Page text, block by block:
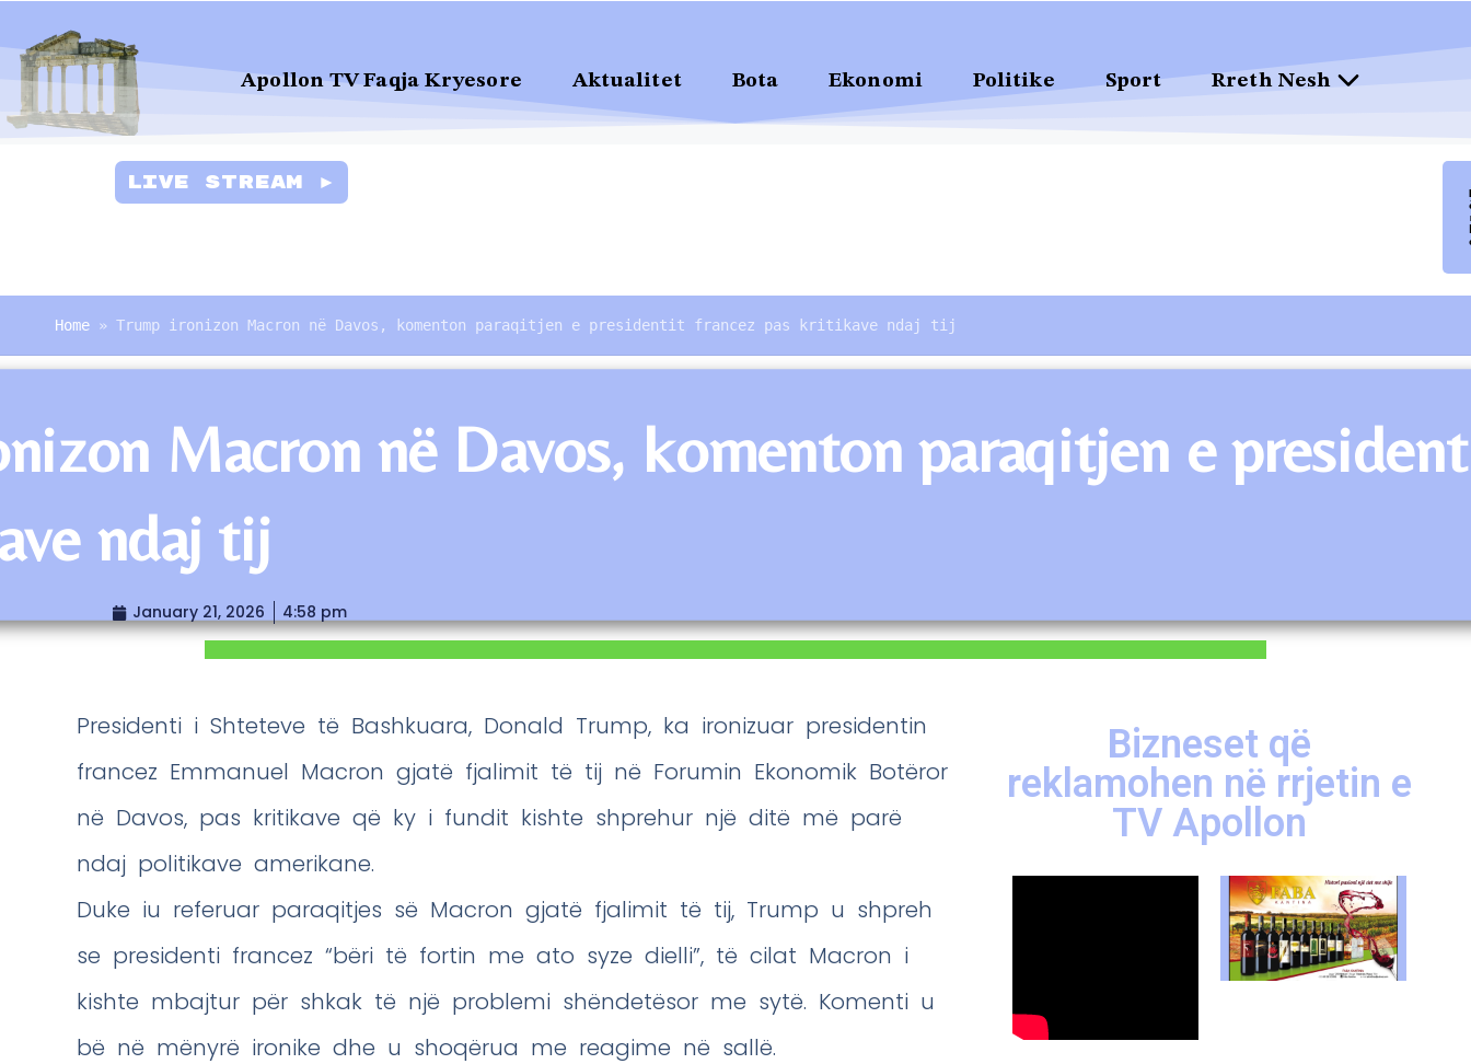
Apollon TV Faqja Kryesore Aktualitet Bota Ekonomi Politike Sport Rreth Nesh
Live Stream ►
Home » Trump ironizon Macron në Davos, komenton paraqitjen e presidentit francez pas kritikave ndaj tij
Macron në Davos, komenton paraqitjen e
ndaj tij
January 21, 2026 4:58 pm
Presidenti i Shteteve të Bashkuara, Donald Trump, ka ironizuar presidentin
francez Emmanuel Macron gjatë fjalimit të tij në Forumin Ekonomik Botëror
në Davos, pas kritikave që ky i fundit kishte shprehur një ditë më parë
ndaj politikave amerikane.
Duke iu referuar paraqitjes së Macron gjatë fjalimit të tij, Trump u shpreh
se presidenti francez “bëri të fortin me ato syze dielli”, të cilat Macron i
kishte mbajtur për shkak të një problemi shëndetësor me sytë. Komenti u
bë në mënyrë ironike dhe u shoqërua me reagime në sallë.
Bizneset që
reklamohen në rrjetin e
TV Apollon